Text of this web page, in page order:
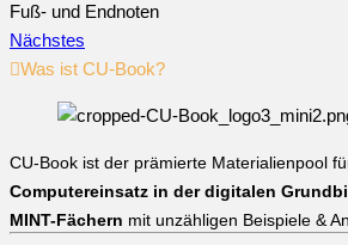
Fuß- und Endnoten
Nächstes
Was ist CU-Book?
CU-Book ist der prämierte Materialienpool
Computereinsatz in der digitalen
MINT-Fächern mit unzähligen Beispiele &